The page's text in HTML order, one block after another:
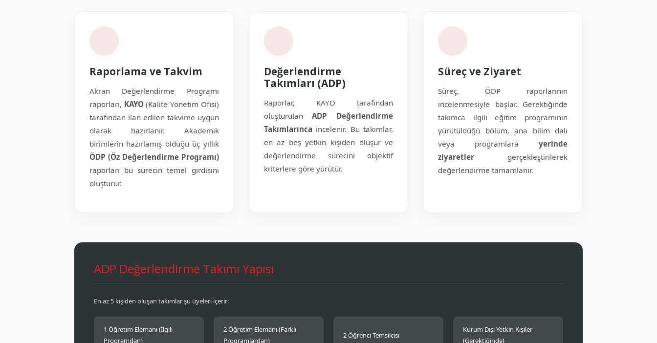
Raporlama ve Takvim
Akran Değerlendirme Programı
raporları, KAYO(Kalite Yönetim Ofisi)
tarafından ilan edilen takvime uygun
olarak hazırlanır. Akademik
birimlerin hazırlamış olduğu üç yıllık
ÖDP (Öz Değerlendirme Programı)
raporları bu sürecin temel girdisini
oluşturur.
Değerlendirme
Takımları (ADP)
Raporlar, KAYO tarafından
oluşturulanADP Değerlendirme
Takımlarınca incelenir. Bu takımlar,
en az beş yetkin kişiden oluşur ve
değerlendirme sürecini objektif
kriterlere göre yürütür.
Süreç ve Ziyaret
Süreç, ÖDP raporlarının
incelenmesiyle başlar. Gerektiğinde
takımca ilgili eğitim programının
yürütüldüğü bölüm, ana bilim dalı
veya programlara yerinde
ziyaretler gerçekleştirilerek
değerlendirme tamamlanır.
ADP Değerlendirme Takımı Yapısı
En az 5 kişiden oluşan takımlar şu üyeleri içerir:
1 Öğretim Elemanı (İlgili
Programdan)
2 Öğretim Elemanı (Farklı
Programlardan)
2 Öğrenci Temsilcisi
Kurum Dışı Yetkin Kişiler
(Gerektiğinde)